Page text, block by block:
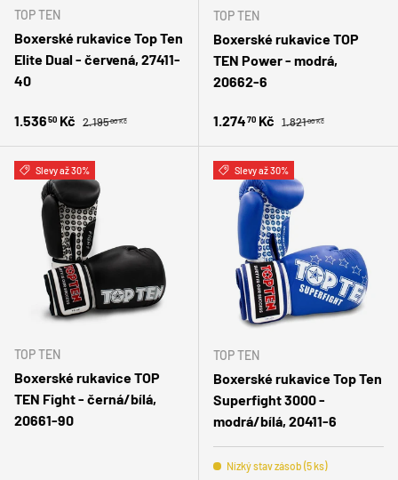
TOP TEN
Boxerské rukavice Top Ten
Elite Dual - červená, 27411-
40
Zlevněná cena
1.53650 Kč Běžná cena
2.19500 Kč
TOP TEN
Boxerské rukavice TOP
TEN Power - modrá,
20662-6
Zlevněná cena
1.27470 Kč Běžná cena
1.82100 Kč
Slevy až 30%
TOP TEN
Boxerské rukavice TOP
TEN Fight - černá/bílá,
20661-90
Slevy až 30%
TOP TEN
Boxerské rukavice Top Ten
Superfight 3000 -
modrá/bílá, 20411-6
Nízký stav zásob (5 ks)